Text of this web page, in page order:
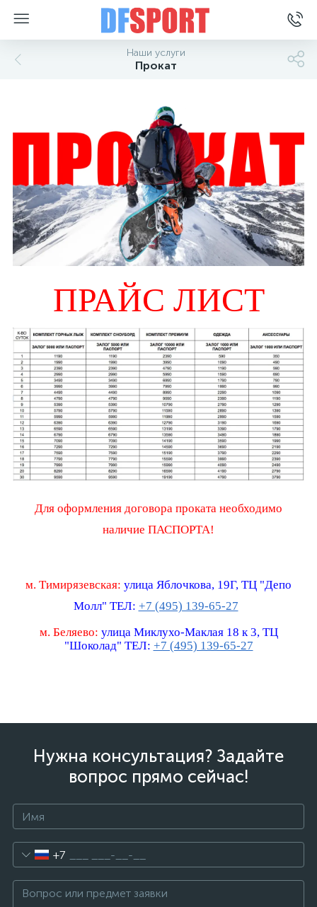
Наши услуги
Прокат
ПРАЙС ЛИСТ
Для оформления договора проката необходимо
наличие ПАСПОРТА!
м. Тимирязевская: улица Яблочкова, 19Г, ТЦ "Депо
Молл" ТЕЛ: +7 (495) 139-65-27
м. Беляево: улица Миклухо-Маклая 18 к 3, ТЦ
"Шоколад" ТЕЛ: +7 (495) 139-65-27
Нужна консультация? Задайте
вопрос прямо сейчас!
+7